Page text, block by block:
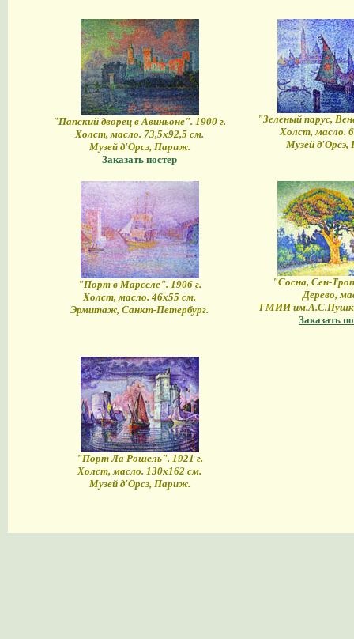
"Папский дворец в Авиньоне". 1900 г.
Холст, масло. 73,5х92,5 см.
Музей д'Орсэ, Париж.
Заказать постер
"Зеленый парус,
Холст, масло.
Музей
"Порт в Марселе". 1906 г.
Холст, масло. 46х55 см.
Эрмитаж, Санкт-Петербург.
"Сосна, Сен-
Дерево,
ГМИИ
Заказать
"Порт Ла Рошель". 1921 г.
Холст, масло. 130х162 см.
Музей д'Орсэ, Париж.